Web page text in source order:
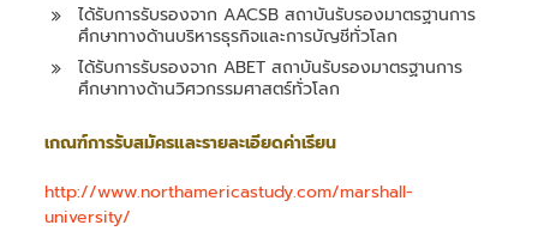
ได้รับการรับรองจาก AACSB สถาบันรับรองมาตรฐานการ
ศึกษาทางด้านบริหารธุรกิจและการบัญชีทั่วโลก
ได้รับการรับรองจาก ABET สถาบันรับรองมาตรฐานการ
ศึกษาทางด้านวิศวกรรมศาสตร์ทั่วโลก
เกณฑ์การรับสมัครและรายละเอียดค่าเรียน
http://www.northamericastudy.com/marshall-
university/